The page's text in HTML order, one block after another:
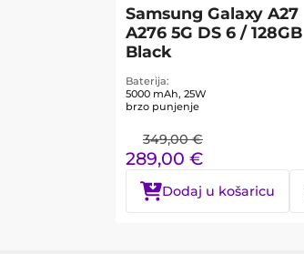
Samsung Galaxy A27
A276 5G DS 6 / 128GB
Black
Baterija
5000 mAh, 25W
brzo punjenje
349,00 €
289,00 €
Dodaj u košaricu